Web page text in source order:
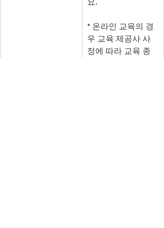
* 온라인 교육의 경
우 교육 제공사 사
정에 따라 교육 종